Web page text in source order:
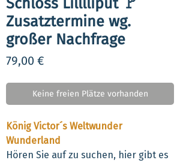
Schloss Lilllliput 🚩
Zusatztermine wg.
großer Nachfrage
79,00 €
Keine freien Plätze vorhanden
König Victor´s Weltwunder
Wunderland
Hören Sie auf zu suchen, hier gibt es